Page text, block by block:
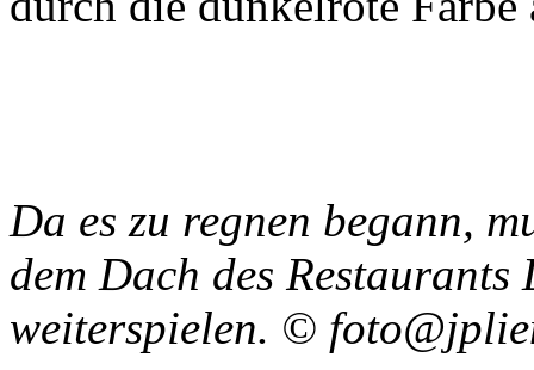
Da es zu regnen begann,
dem Dach des
weiterspielen. ©